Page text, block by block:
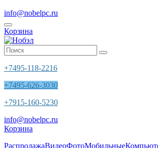
info@nobelpc.ru
Корзина
+7495-118-2216
+7495-626-3030
+7915-160-5230
info@nobelpc.ru
Корзина
РаспродажаВидеоФотоМобильные